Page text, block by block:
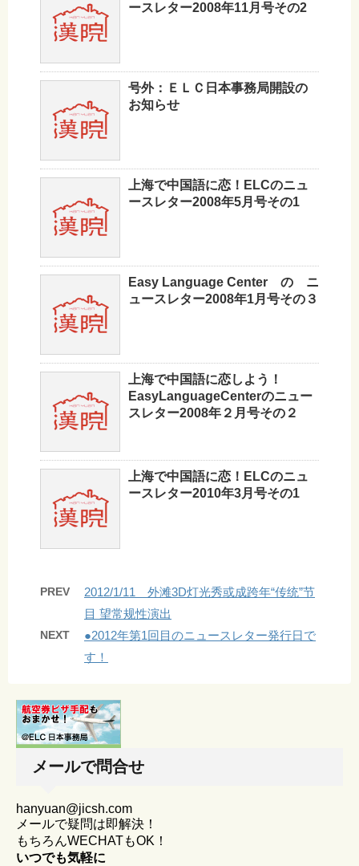
ースレター2008年11月号その2
号外：ＥＬＣ日本事務局開設の
お知らせ
上海で中国語に恋！ELCのニュ
ースレター2008年5月号その1
Easy Language Center の ニ
ュースレター2008年1月号その３
上海で中国語に恋しよう！
EasyLanguageCenterのニュー
スレター2008年２月号その２
上海で中国語に恋！ELCのニュ
ースレター2010年3月号その1
PREV
2012/1/11 外滩3D灯光秀或成跨年“传统”节
目 望常规性演出
NEXT
●2012年第1回目のニュースレター発行日で
す！
メールで問合せ
hanyuan@jicsh.com
メールで疑問は即解決！
もちろんWECHATもOK！
いつでも気軽に